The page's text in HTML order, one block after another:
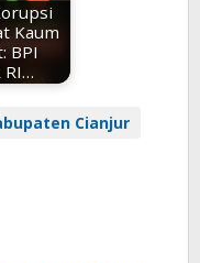
Kaum
BPI
RI…
Cianjur